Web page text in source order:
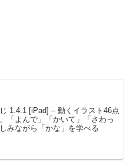
1.4.1 [iPad] – 動くイラスト46点
「よんで」「かいて」「さわっ
みながら「かな」を学べる